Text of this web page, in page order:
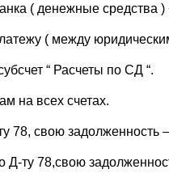
( денежные средства )
( между
“ Расчеты по СД “.
на всех счетах.
78, свою задолженность
Д-ту 78,свою